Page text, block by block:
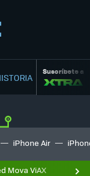
Suscríbete a
iPhone Air
Mova ViAX